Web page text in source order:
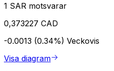
1 SAR motsvarar
0,373227 CAD
-0.0013 (0.34%) Veckovis
Visa diagram